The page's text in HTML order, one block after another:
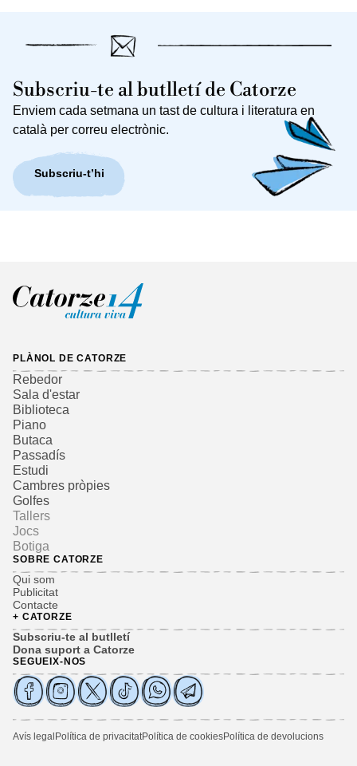
Subscriu-te al butlletí de Catorze
Enviem cada setmana un tast de cultura i literatura en
català per correu electrònic.
Subscriu-t’hi
PLÀNOL DE CATORZE
Rebedor
Sala d'estar
Biblioteca
Piano
Butaca
Passadís
Estudi
Cambres pròpies
Golfes
Tallers
Jocs
Botiga
SOBRE CATORZE
Qui som
Publicitat
Contacte
+ CATORZE
Subscriu-te al butlletí
Dona suport a Catorze
SEGUEIX-NOS
Avís legal Política de privacitatPolítica de cookiesPolítica de devolucions